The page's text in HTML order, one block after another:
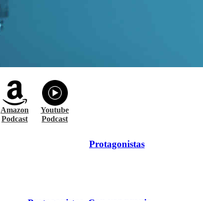
Amazon
Podcast
Youtube
Podcast
Protagonistas